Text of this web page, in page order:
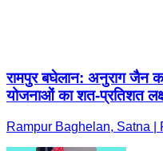
रामपुर बघेलान: अनुराग जैन
योजनाओं का शत-प्रतिशत
Rampur Baghelan, Satna |